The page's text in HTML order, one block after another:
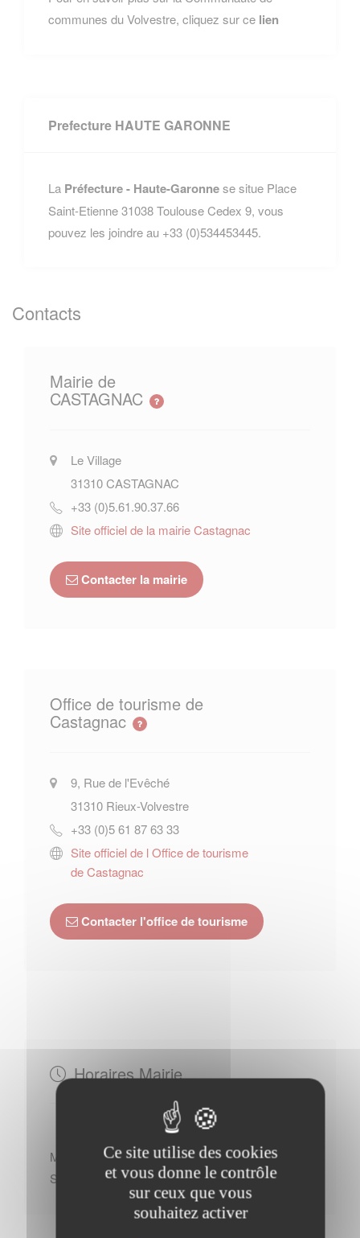
communes du Volvestre, cliquez sur ce lien
Prefecture HAUTE GARONNE
La Préfecture - Haute-Garonnese situe Place
Saint-Etienne 31038 Toulouse Cedex 9, vous
pouvez les joindre au +33 (0)534453445.
Contacts
Mairie de
CASTAGNAC
Le Village
31310CASTAGNAC
+33 (0)5.61.90.37.66
Site officiel de la mairie Castagnac
Contacter la mairie
Office de tourisme de
Castagnac
9, Rue de l'Evêché
31310 Rieux-Volvestre
+33 (0)5 61 87 63 33
Site officiel de l Office de tourisme
de Castagnac
Contacter l'office de tourisme
Horaires Mairie
Mardi : - 09h00 à 12h00 - 13h30 à 16h30
Samedi : - 09h00 à 12h00
Ce site utilise des cookies
et vous donne le contrôle
sur ceux que vous
souhaitez activer